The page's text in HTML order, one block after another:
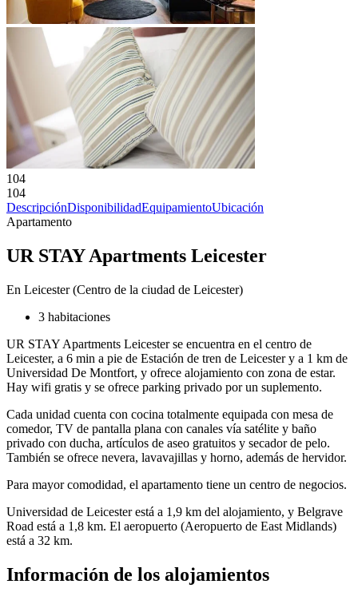
104
104
DescripciónDisponibilidadEquipamientoUbicación
Apartamento
UR STAY Apartments Leicester
En Leicester (Centro de la ciudad de Leicester)
3 habitaciones
UR STAY Apartments Leicester se encuentra en el centro de
Leicester, a 6 min a pie de Estación de tren de Leicester y a 1 km de
Universidad De Montfort, y ofrece alojamiento con zona de estar.
Hay wifi gratis y se ofrece parking privado por un suplemento.
Cada unidad cuenta con cocina totalmente equipada con mesa de
comedor, TV de pantalla plana con canales vía satélite y baño
privado con ducha, artículos de aseo gratuitos y secador de pelo.
También se ofrece nevera, lavavajillas y horno, además de hervidor.
Para mayor comodidad, el apartamento tiene un centro de negocios.
Universidad de Leicester está a 1,9 km del alojamiento, y Belgrave
Road está a 1,8 km. El aeropuerto (Aeropuerto de East Midlands)
está a 32 km.
Información de los alojamientos